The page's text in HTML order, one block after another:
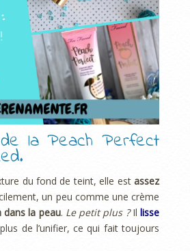
la Peach Perfect
du fond de teint, elle est assez
un peu comme une crème
la peau. Le petit plus ?Illisse
de l’unifier, ce qui fait toujours